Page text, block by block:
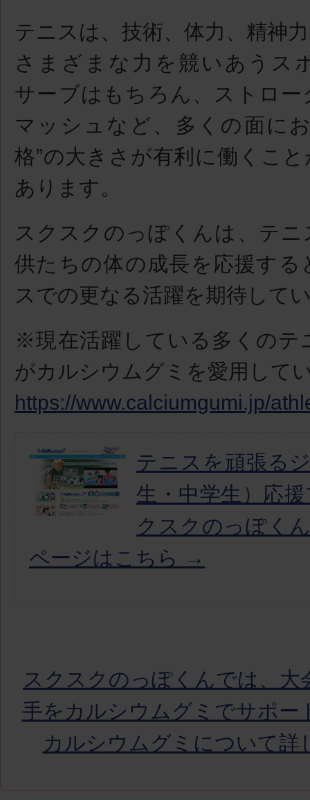
テニスは、技術、体力、精神
さまざまな力を競いあうス
サーブはもちろん、ストロー
マッシュなど、多くの面に
格”の大きさが有利に働くこ
あります。
スクスクのっぽくんは、テ
供たちの体の成長を応援する
スでの更なる活躍を期待して
※現在活躍している多くのテ
がカルシウムグミを愛用して
https://www.calciumgumi.jp/
テニスを頑張る
生・中学生）応
クスクのっぽく
ページはこちら →
スクスクのっぽくんでは、大
手をカルシウムグミでサポー
カルシウムグミについて詳